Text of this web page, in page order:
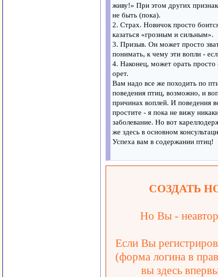
живу!» При этом других
не быть (пока).
2. Страх. Новичок просто
казаться «грозным и сильным».
3. Призыв. Он может просто
понимать, к чему эти вопли -
4. Наконец, может орать
орет.
Вам надо все же походить по
поведения птиц, возможно, и
причинах воплей. И поведения
простите - я пока не вижу
заболевание. Но вот
же здесь в основном
Успеха вам в содержании птиц!
СОЗДАТЬ
Но Вы -
Если Вы
(форма логина в
вы здесь